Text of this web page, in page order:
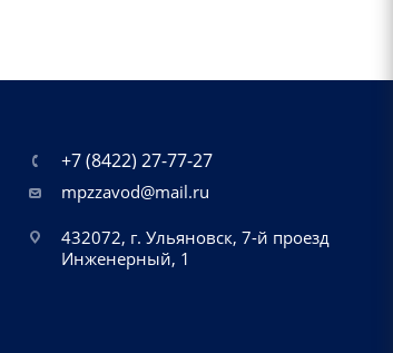
+7 (8422) 27-77-27
mpzzavod@mail.ru
432072, г. Ульяновск, 7-й проезд
Инженерный, 1